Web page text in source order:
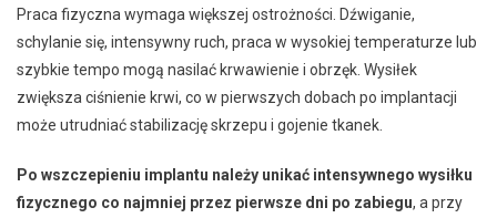
Praca fizyczna wymaga większej ostrożności. Dźwiganie,
schylanie się, intensywny ruch, praca w wysokiej temperaturze lub
szybkie tempo mogą nasilać krwawienie i obrzęk. Wysiłek
zwiększa ciśnienie krwi, co w pierwszych dobach po implantacji
może utrudniać stabilizację skrzepu i gojenie tkanek.
Po wszczepieniu implantu należy unikać intensywnego wysiłku
fizycznego co najmniej przez pierwsze dni po zabiegu, a przy